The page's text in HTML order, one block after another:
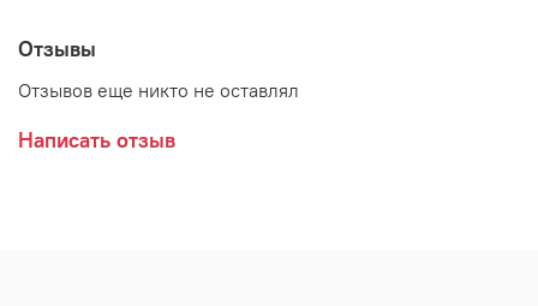
Отзывы
Отзывов еще никто не оставлял
Написать отзыв